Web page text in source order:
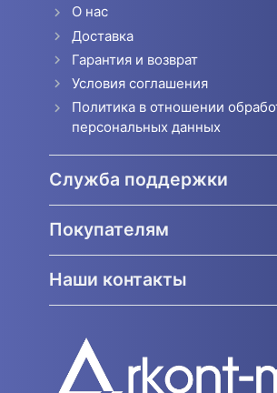
О нас
Доставка
Гарантия и возврат
Условия соглашения
Политика в отношении
персональных данных
Служба поддержки
Покупателям
Наши контакты